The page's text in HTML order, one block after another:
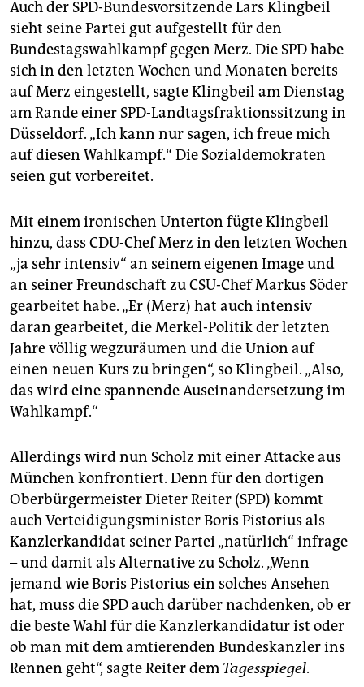
Auch der SPD-Bundesvorsitzende Lars Klingbeil
sieht seine Partei gut aufgestellt für den
Bundestagswahlkampf gegen Merz. Die SPD habe
sich in den letzten Wochen und Monaten bereits
auf Merz eingestellt, sagte Klingbeil am Dienstag
am Rande einer SPD-Landtagsfraktionssitzung in
Düsseldorf. „Ich kann nur sagen, ich freue mich
auf diesen Wahlkampf.“ Die Sozialdemokraten
seien gut vorbereitet.
Mit einem ironischen Unterton fügte Klingbeil
hinzu, dass CDU-Chef Merz in den letzten Wochen
„ja sehr intensiv“ an seinem eigenen Image und
an seiner Freundschaft zu CSU-Chef Markus Söder
gearbeitet habe. „Er (Merz) hat auch intensiv
daran gearbeitet, die Merkel-Politik der letzten
Jahre völlig wegzuräumen und die Union auf
einen neuen Kurs zu bringen“, so Klingbeil. „Also,
das wird eine spannende Auseinandersetzung im
Wahlkampf.“
Allerdings wird nun Scholz mit einer Attacke aus
München konfrontiert. Denn für den dortigen
Oberbürgermeister Dieter Reiter (SPD) kommt
auch Verteidigungsminister Boris Pistorius als
Kanzlerkandidat seiner Partei „natürlich“ infrage
– und damit als Alternative zu Scholz. „Wenn
jemand wie Boris Pistorius ein solches Ansehen
hat, muss die SPD auch darüber nachdenken, ob er
die beste Wahl für die Kanzlerkandidatur ist oder
ob man mit dem amtierenden Bundeskanzler ins
Rennen geht“, sagte Reiter dem Tagesspiegel.